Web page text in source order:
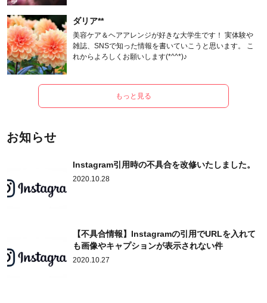
ダリア**
美容ケア＆ヘアアレンジが好きな大学生です！ 実体験や
雑誌、SNSで知った情報を書いていこうと思います。 こ
れからよろしくお願いします(*^^*)♪
もっと見る
お知らせ
Instagram引用時の不具合を改修いたしました。
2020.10.28
【不具合情報】Instagramの引用でURLを入れて
も画像やキャプションが表示されない件
2020.10.27